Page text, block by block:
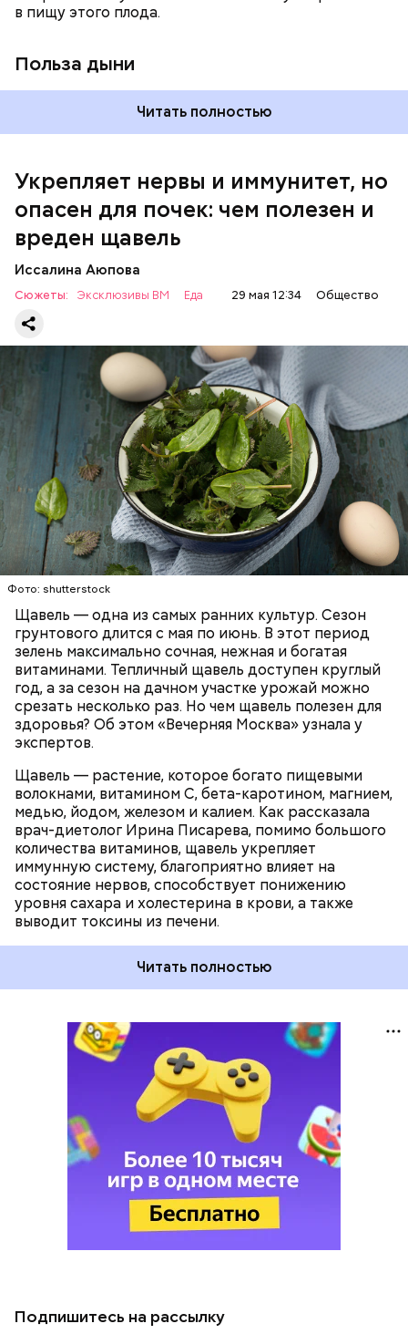
в пищу этого плода.
Польза дыни
Читать полностью
Укрепляет нервы и иммунитет, но
опасен для почек: чем полезен и
вреден щавель
Иссалина Аюпова
Сюжеты: Эксклюзивы ВМ Еда 29 мая 12:34 Общество
Фото: shutterstock
Щавель — одна из самых ранних культур. Сезон
грунтового длится с мая по июнь. В этот период
зелень максимально сочная, нежная и богатая
витаминами. Тепличный щавель доступен круглый
год, а за сезон на дачном участке урожай можно
срезать несколько раз. Но чем щавель полезен для
здоровья? Об этом «Вечерняя Москва» узнала у
экспертов.
Щавель — растение, которое богато пищевыми
волокнами, витамином С, бета-каротином, магнием,
медью, йодом, железом и калием. Как рассказала
врач-диетолог Ирина Писарева, помимо большого
количества витаминов, щавель укрепляет
иммунную систему, благоприятно влияет на
состояние нервов, способствует понижению
уровня сахара и холестерина в крови, а также
выводит токсины из печени.
Опасность же щавеля состоит в том, что он
содержит большое количество щавелевой кислоты,
которая может способствовать образованию
— Если человек уже болеет мочекаменной
болезнью, щавель ему не рекомендуется. При
артрите, гастрите, холецистите, синдроме
раздраженного кишечника, язвах и панкреатите
продукт тоже лучше исключить из рациона, —
предупредила врач. — Он может привести к
повышению кислотности желудка и раздражать
слизистые оболочки.
раз в месяц. В небольших количествах в свежем
Читать полностью
ЗДОРОВЬЕ ВРАЧИ
РАСТЕНИЯ
ПРОДУКТЫ
Подпишитесь на рассылку